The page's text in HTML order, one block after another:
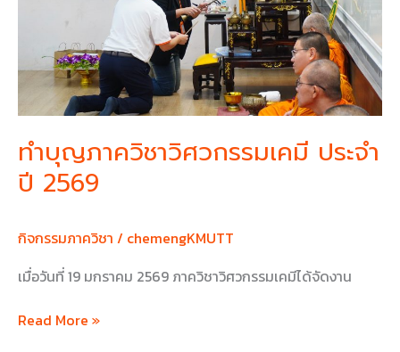
ทำบุญภาควิชาวิศวกรรมเคมี ประจำ
ปี 2569
กิจกรรมภาควิชา / chemengKMUTT
เมื่อวันที่ 19 มกราคม 2569 ภาควิชาวิศวกรรมเคมีได้จัดงาน
2569
Read More »